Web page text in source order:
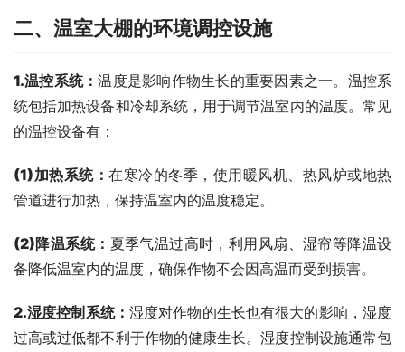
二、温室大棚的环境调控设施
1.温控系统：温度是影响作物生长的重要因素之一。温控系
统包括加热设备和冷却系统，用于调节温室内的温度。常见
的温控设备有：
(1)加热系统： 在寒冷的冬季，使用暖风机、热风炉或地热
管道进行加热，保持温室内的温度稳定。
(2)降温系统： 夏季气温过高时，利用风扇、湿帘等降温设
备降低温室内的温度，确保作物不会因高温而受到损害。
2.湿度控制系统： 湿度对作物的生长也有很大的影响，湿度
过高或过低都不利于作物的健康生长。湿度控制设施通常包